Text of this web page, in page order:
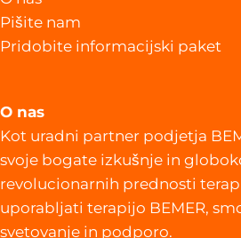
Pišite nam
Pridobite informacijski paket
O nas
Kot uradni partner podjetja
svoje bogate izkušnje in
revolucionarnih prednosti
uporabljati terapijo BEMER,
svetovanje in podporo.